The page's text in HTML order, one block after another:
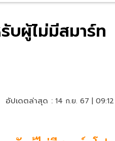
บผู้ไม่มีสมาร์ท
อัปเดตล่าสุด : 14 ก.ย. 67 |